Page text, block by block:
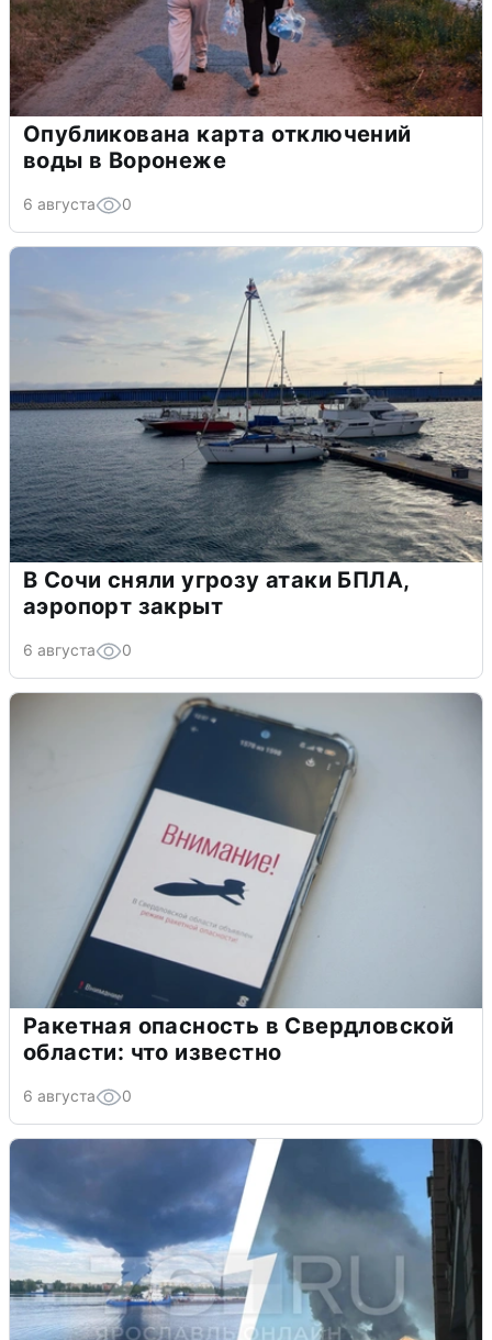
Опубликована карта отключений
воды в Воронеже
6 августа 0
В Сочи сняли угрозу атаки БПЛА,
аэропорт закрыт
6 августа 0
Ракетная опасность в Свердловской
области: что известно
6 августа 0